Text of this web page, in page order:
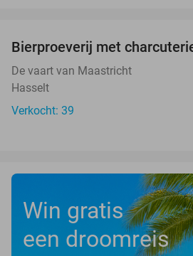
Bierproeverij met
De vaart van Maastricht
Hasselt
Verkocht: 39
Win gratis
een droomreis